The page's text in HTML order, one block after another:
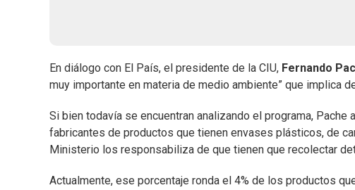
En diálogo con El País, el presidente de la CIU, Fernando
muy importante en materia de medio ambiente” que implica
Si bien todavía se encuentran analizando el programa,
fabricantes de productos que tienen envases plásticos, de
Ministerio los responsabiliza de que tienen que recolectar
Actualmente, ese porcentaje ronda el 4% de los productos